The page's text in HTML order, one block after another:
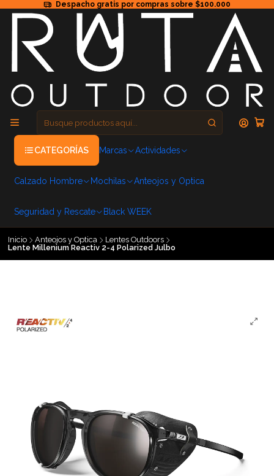
Despacho gratis por compras sobre $100.000
CATEGORÍAS Marcas Actividades
Calzado Hombre Mochilas Anteojos y Optica
Seguridad y Rescate Black WEEK
Inicio Anteojos y Optica
Lentes Outdoors
Lente Millenium Reactiv 2-4 Polarized Julbo